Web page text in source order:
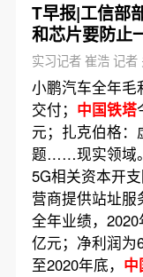
T早报|工信部
和芯片要防止
国科技股大跌
区域；Zoom
让60亿美元股
实习记者 崔浩 记者
小鹏汽车全年毛
交付； 中国铁塔
元；扎克伯格
题……现实领域
5G相关资本开
营商提供站址服
全年业绩，
亿元；净利润为
至2020年底， 中